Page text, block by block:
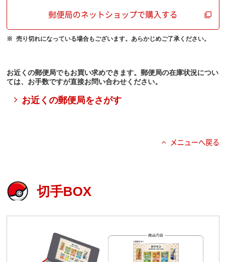
郵便局のネットショップで購入する
売り切れになっている場合もございます。あらかじめご了承ください。
お近くの郵便局でもお買い求めできます。郵便局の在庫状況につい
ては、お手数ですが直接お問い合わせください。
お近くの郵便局をさがす
メニューへ戻る
切手BOX